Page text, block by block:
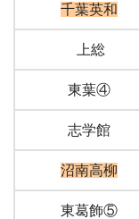
千葉英和
上総
東葉④
志学館
沼南高柳
東葛飾⑤